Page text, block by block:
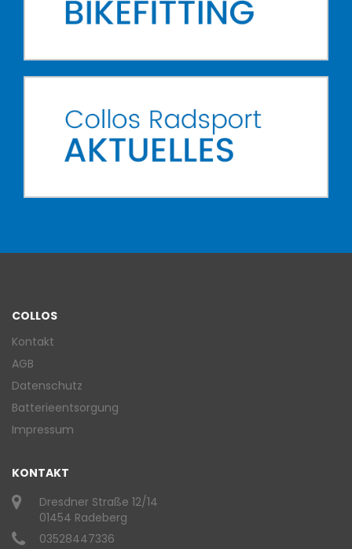
COLLOS
Kontakt
AGB
Datenschutz
Batterieentsorgung
Impressum
KONTAKT
Dresdner Straße 12/14
01454 Radeberg
03528447336